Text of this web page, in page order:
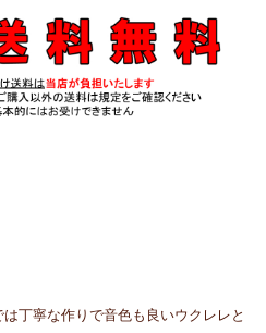
丁寧な作りで音色も良いウクレレと